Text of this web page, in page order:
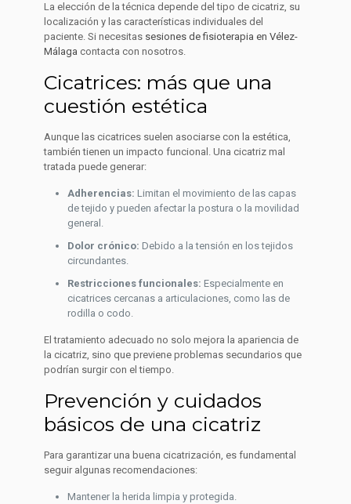
La elección de la técnica depende del tipo de cicatriz, su
localización y las características individuales del
paciente. Si necesitas sesiones de fisioterapia en Vélez-
Málaga contacta con nosotros.
Cicatrices: más que una
cuestión estética
Aunque las cicatrices suelen asociarse con la estética,
también tienen un impacto funcional. Una cicatriz mal
tratada puede generar:
Adherencias: Limitan el movimiento de las capas
de tejido y pueden afectar la postura o la movilidad
general.
Dolor crónico: Debido a la tensión en los tejidos
circundantes.
Restricciones funcionales: Especialmente en
cicatrices cercanas a articulaciones, como las de
rodilla o codo.
El tratamiento adecuado no solo mejora la apariencia de
la cicatriz, sino que previene problemas secundarios que
podrían surgir con el tiempo.
Prevención y cuidados
básicos de una cicatriz
Para garantizar una buena cicatrización, es fundamental
seguir algunas recomendaciones:
Mantener la herida limpia y protegida.